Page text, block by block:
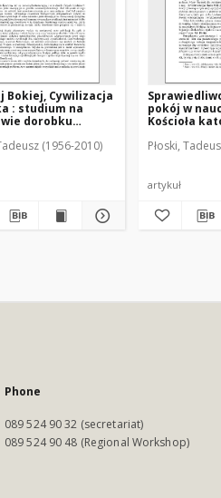
Bokiej, Cywilizacja
: studium na
dorobku
: [recenzja]
(1956-2010)
pokój w
Kościoła
Płoski,
artykuł
Phone
089 524 90 32 (secretariat)
089 524 90 48 (Regional Workshop)